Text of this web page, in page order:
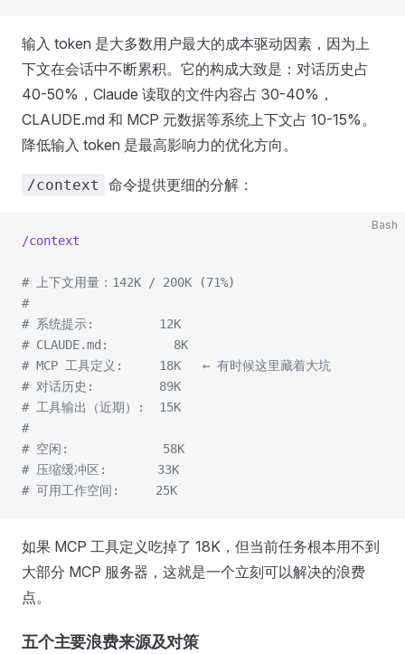
输入 token 是大多数用户最大的成本驱动因素，因为上
下文在会话中不断累积。它的构成大致是：对话历史占
40-50%，Claude 读取的文件内容占 30-40%，
CLAUDE.md 和 MCP 元数据等系统上下文占 10-15%。
降低输入 token 是最高影响力的优化方向。
/context 命令提供更细的分解：
Bash
/context
# 上下文用量：142K / 200K (71%)
#
# 系统提示:         12K
# CLAUDE.md:         8K
# MCP 工具定义:     18K   ← 有时候这里藏着大坑
# 对话历史:         89K
# 工具输出（近期）:  15K
#
# 空闲:             58K
# 压缩缓冲区:       33K
# 可用工作空间:     25K
如果 MCP 工具定义吃掉了 18K，但当前任务根本用不到
大部分 MCP 服务器，这就是一个立刻可以解决的浪费
点。
五个主要浪费来源及对策